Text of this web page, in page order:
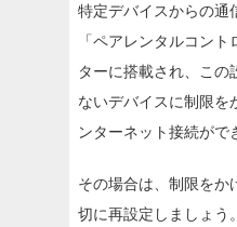
特定デバイスからの通
「ペアレンタルコン
ターに搭載され、この
ないデバイスに制限を
ンターネット接続がで
その場合は、制限をか
切に再設定しましょう。